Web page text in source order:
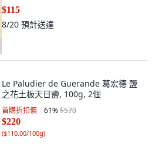
$115
8/20 預計送達
Le Paludier de Guerande 葛宏德 鹽
之花土板天日鹽, 100g, 2個
首購折扣價 61%$570
$220
($110.00/100g)